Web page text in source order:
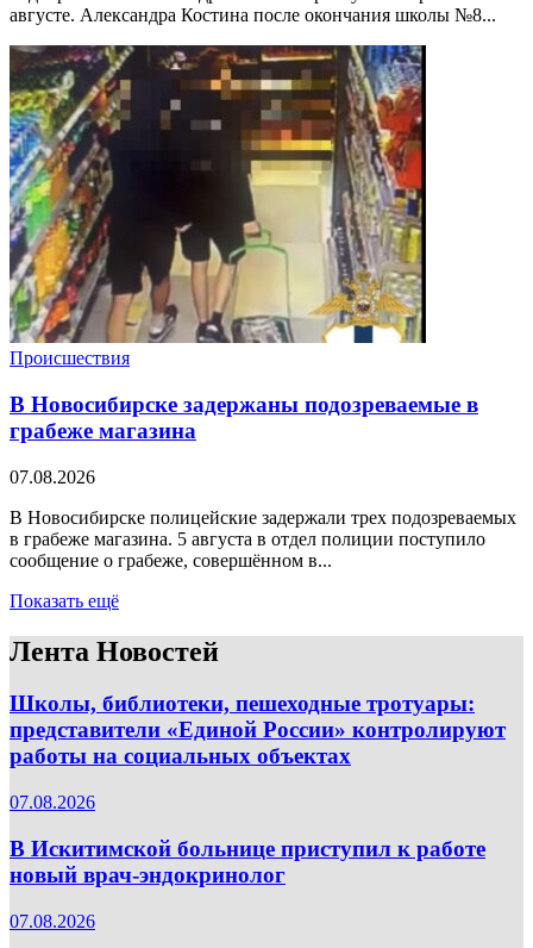
августе. Александра Костина после окончания школы №8...
Происшествия
В Новосибирске задержаны подозреваемые в
грабеже магазина
07.08.2026
В Новосибирске полицейские задержали трех подозреваемых
в грабеже магазина. 5 августа в отдел полиции поступило
сообщение о грабеже, совершённом в...
Показать ещё
Лента Новостей
Школы, библиотеки, пешеходные тротуары:
представители «Единой России» контролируют
работы на социальных объектах
07.08.2026
В Искитимской больнице приступил к работе
новый врач-эндокринолог
07.08.2026